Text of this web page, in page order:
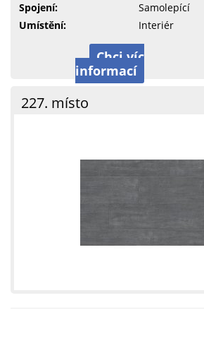
Spojení:
Samolepící
Umístění:
Interiér
Chci víc
informací
227. místo